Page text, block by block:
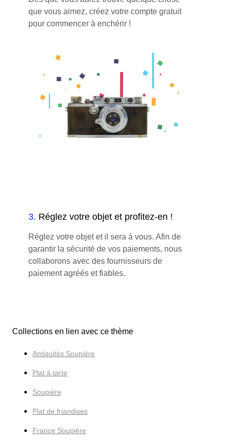
que vous aimez, créez votre compte gratuit
pour commencer à enchérir !
3. Réglez votre objet et profitez-en !
Réglez votre objet et il sera à vous. Afin de
garantir la sécurité de vos paiements, nous
collaborons avec des fournisseurs de
paiement agréés et fiables.
Collections en lien avec ce thème
Antiquités Soupière
Plat à tarte
Soupière
Plat de friandises
France Soupière